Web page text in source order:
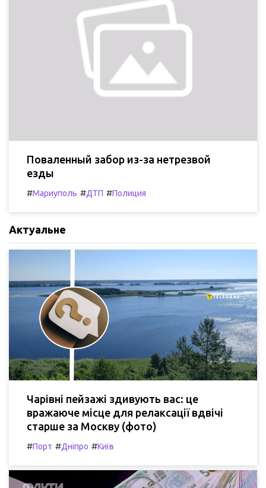
Поваленный забор из-за нетрезвой
езды
#Мариуполь #ДТП #Полиция
Актуальне
Чарівні пейзажі здивують вас: це
вражаюче місце для релаксації вдвічі
старше за Москву (фото)
#Порт #Дніпро #Київ